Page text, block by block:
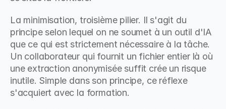
La minimisation, troisième pilier. Il s'agit du
principe selon lequel on ne soumet à un outil d'IA
que ce qui est strictement nécessaire à la tâche.
Un collaborateur qui fournit un fichier entier là où
une extraction anonymisée suffit crée un risque
inutile. Simple dans son principe, ce réflexe
s'acquiert avec la formation.